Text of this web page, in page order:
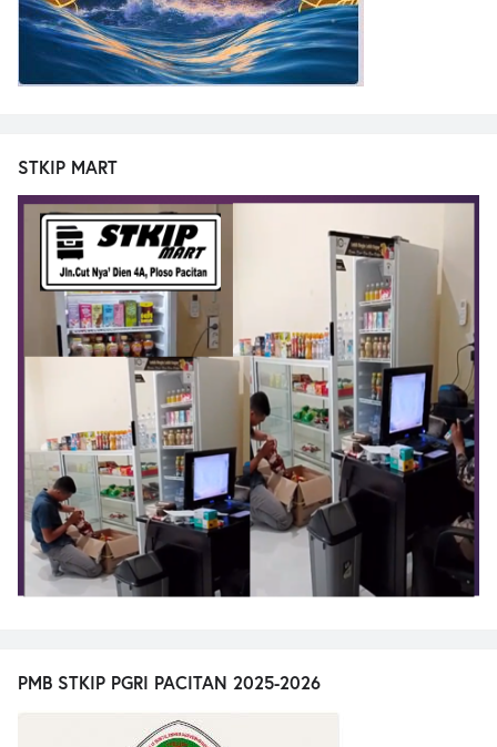
STKIP MART
PMB STKIP PGRI PACITAN 2025-2026